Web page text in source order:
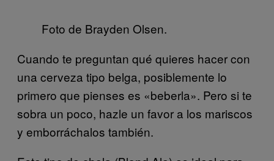
Foto de Brayden Olsen.
Cuando te preguntan qué quieres hacer con
una cerveza tipo belga, posiblemente lo
primero que pienses es «beberla». Pero si te
sobra un poco, hazle un favor a los mariscos
y emborráchalos también.